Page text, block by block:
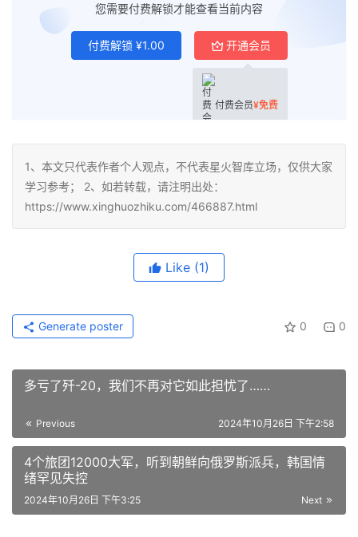
您需要付费解锁才能查看当前内容
付费解锁 ¥1.00 开通会员
付费会员¥免费
1、本文只代表作者个人观点，不代表星火智库立场，仅供大家
学习参考； 2、如若转载，请注明出处：
https://www.xinghuozhiku.com/466887.html
Like (1)
0 0
Generate poster
多亏了歼-20，我们不再对它如此担忧了……
Previous 2024年10月26日 下午2:58
4个旅团12000大军，听到朝鲜向俄罗斯派兵，韩国情
绪罕见失控
Next
2024年10月26日 下午3:25